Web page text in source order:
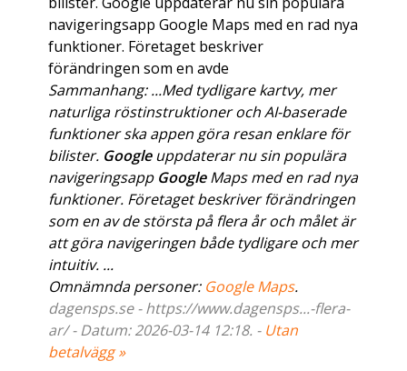
navigeringsapp Google Maps med en rad nya
funktioner. Företaget beskriver
förändringen som en avde
Sammanhang: ...Med tydligare kartvy, mer
naturliga röstinstruktioner och AI-baserade
funktioner ska appen göra resan enklare för
bilister. Googleuppdaterar nu sin populära
navigeringsapp GoogleMaps med en rad nya
funktioner. Företaget beskriver förändringen
som en av de största på flera år och målet är
att göra navigeringen både tydligare och mer
intuitiv. ...
Omnämnda personer: Google Maps.
dagensps.se - https://www.dagensps...-flera-
ar/ - Datum: 2026-03-14 12:18. - Utan
betalvägg »